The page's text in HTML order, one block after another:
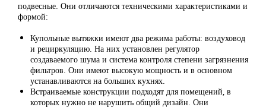
подвесные. Они отличаются техническими характеристиками и
формой:
Купольные вытяжки имеют два режима работы: воздуховод
и рециркуляцию. На них установлен регулятор
создаваемого шума и система контроля степени загрязнения
фильтров. Они имеют высокую мощность и в основном
устанавливаются на больших кухнях.
Встраиваемые конструкции подходят для помещений, в
которых нужно не нарушить общий дизайн. Они